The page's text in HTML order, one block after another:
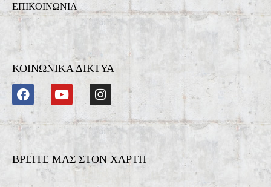
ΕΠΙΚΟΙΝΩΝΙΑ
ΚΟΙΝΩΝΙΚΑ ΔΙΚΤΥΑ
ΒΡΕΙΤΕ ΜΑΣ ΣΤΟΝ ΧΑΡΤΗ